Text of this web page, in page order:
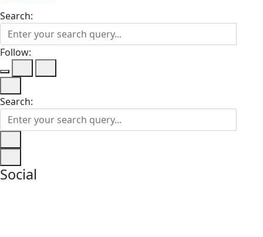
Search:
Follow:
Search:
Social